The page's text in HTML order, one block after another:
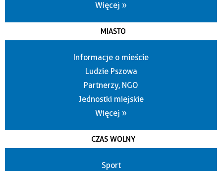
Więcej »
MIASTO
Informacje o mieście
Ludzie Pszowa
Partnerzy, NGO
Jednostki miejskie
Więcej »
CZAS WOLNY
Sport